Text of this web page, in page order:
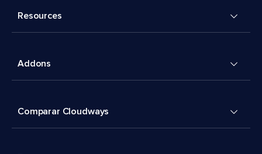
Resources
Addons
Comparar Cloudways